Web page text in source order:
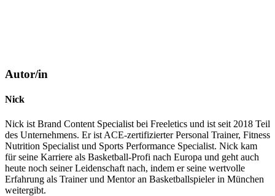
Autor/in
Nick
Nick ist Brand Content Specialist bei Freeletics und ist seit 2018 Teil
des Unternehmens. Er ist ACE-zertifizierter Personal Trainer, Fitness
Nutrition Specialist und Sports Performance Specialist. Nick kam
für seine Karriere als Basketball-Profi nach Europa und geht auch
heute noch seiner Leidenschaft nach, indem er seine wertvolle
Erfahrung als Trainer und Mentor an Basketballspieler in München
weitergibt.